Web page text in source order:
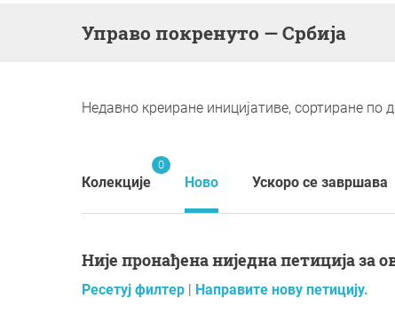
Управо покренуто — Србија
Недавно креиране иницијативе, сортиране по
Колекције
0
Ново Ускоро се завршава
Није пронађена ниједна петиција за
Ресетуј филтер | Направите нову петицију.